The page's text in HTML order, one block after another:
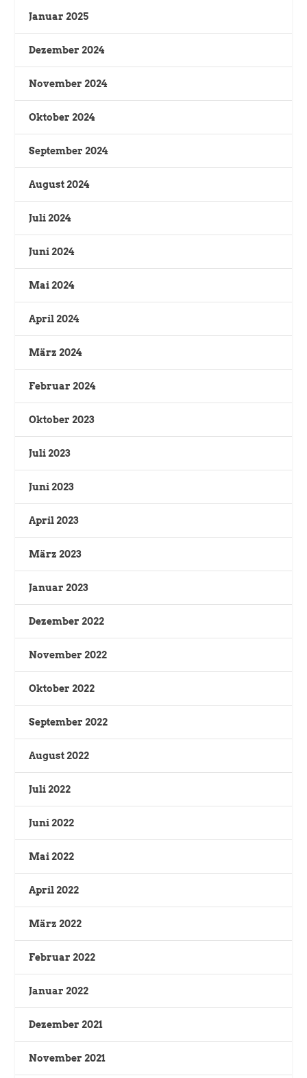
Januar 2025
Dezember 2024
November 2024
Oktober 2024
September 2024
August 2024
Juli 2024
Juni 2024
Mai 2024
April 2024
März 2024
Februar 2024
Oktober 2023
Juli 2023
Juni 2023
April 2023
März 2023
Januar 2023
Dezember 2022
November 2022
Oktober 2022
September 2022
August 2022
Juli 2022
Juni 2022
Mai 2022
April 2022
März 2022
Februar 2022
Januar 2022
Dezember 2021
November 2021